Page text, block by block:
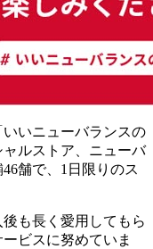
いニューバランスの
ルストア、ニューバ
舗で、1日限りのス
も長く愛用してもら
ビスに努めていま